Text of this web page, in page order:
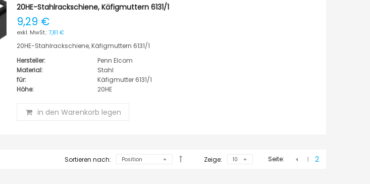
20HE-Stahlrackschiene, Käfigmuttern 6131/1
9,29 €
7,81 €
20HE-Stahlrackschiene, Käfigmuttern 6131/1
Hersteller:
Penn Elcom
Material:
Stahl
für:
Käfigmutter 6131/1
Höhe:
20HE
in den Warenkorb legen
Sortieren nach: Zeige: Seite: 1 2